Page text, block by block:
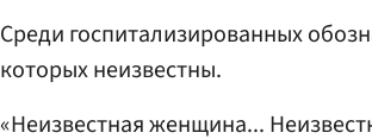
Среди госпитализированных
которых неизвестны.
«Неизвестная женщина...